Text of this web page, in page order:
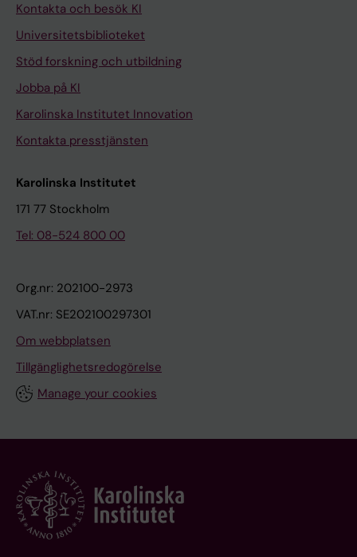
Kontakta och besök KI
Universitetsbiblioteket
Stöd forskning och utbildning
Jobba på KI
Karolinska Institutet Innovation
Kontakta presstjänsten
Karolinska Institutet
171 77 Stockholm
Tel: 08-524 800 00
Org.nr: 202100-2973
VAT.nr: SE202100297301
Om webbplatsen
Tillgänglighetsredogörelse
Manage your cookies